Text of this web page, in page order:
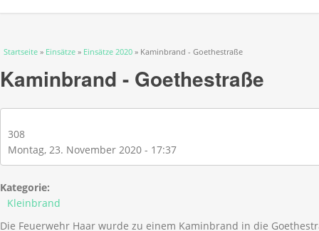
Sie sind hier
Startseite » Einsätze » Einsätze 2020 » Kaminbrand - Goethestraße
Kaminbrand - Goethestraße
308
Montag, 23. November 2020 - 17:37
Kategorie:
Kleinbrand
Die Feuerwehr Haar wurde zu einem Kaminbrand in die